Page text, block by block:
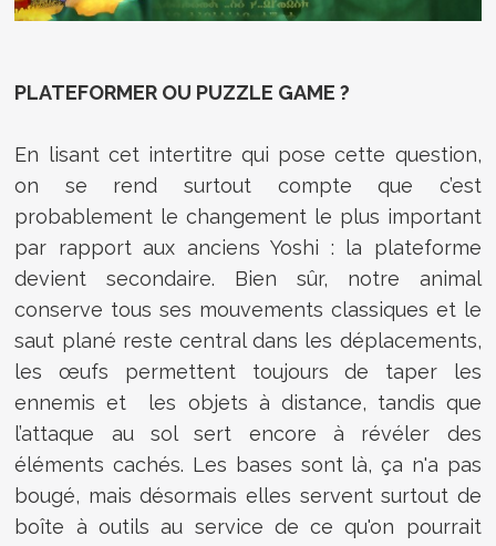
PLATEFORMER OU PUZZLE GAME ?
En lisant cet intertitre qui pose cette question,
on se rend surtout compte que c’est
probablement le changement le plus important
par rapport aux anciens Yoshi : la plateforme
devient secondaire. Bien sûr, notre animal
conserve tous ses mouvements classiques et le
saut plané reste central dans les déplacements,
les œufs permettent toujours de taper les
ennemis et les objets à distance, tandis que
l’attaque au sol sert encore à révéler des
éléments cachés. Les bases sont là, ça n'a pas
bougé, mais désormais elles servent surtout de
boîte à outils au service de ce qu'on pourrait